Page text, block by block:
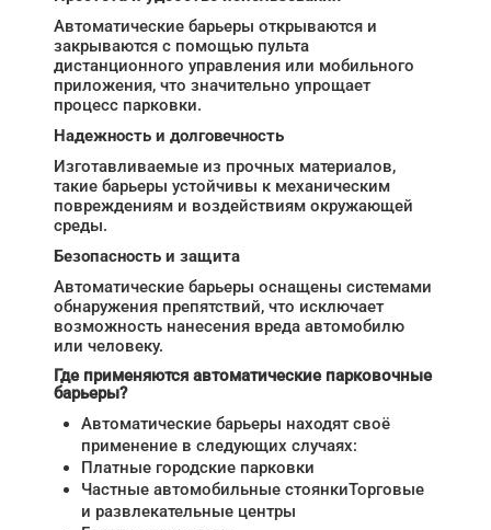
Автоматические барьеры открываются и
закрываются с помощью пульта
дистанционного управления или мобильного
приложения, что значительно упрощает
процесс парковки.
Надежность и долговечность
Изготавливаемые из прочных материалов,
такие барьеры устойчивы к механическим
повреждениям и воздействиям окружающей
среды.
Безопасность и защита
Автоматические барьеры оснащены системами
обнаружения препятствий, что исключает
возможность нанесения вреда автомобилю
или человеку.
Где применяются автоматические парковочные
барьеры?
Автоматические барьеры находят своё
применение в следующих случаях:
Платные городские парковки
Частные автомобильные стоянкиТорговые
и развлекательные центры